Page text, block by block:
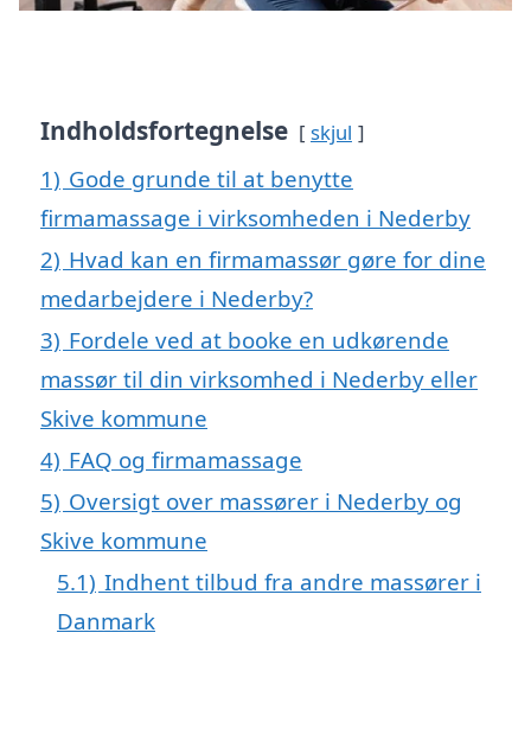
Indholdsfortegnelse skjul
1) Gode grunde til at benytte
firmamassage i virksomheden i Nederby
2) Hvad kan en firmamassør gøre for dine
medarbejdere i Nederby?
3) Fordele ved at booke en udkørende
massør til din virksomhed i Nederby eller
Skive kommune
4) FAQ og firmamassage
5) Oversigt over massører i Nederby og
Skive kommune
5.1) Indhent tilbud fra andre massører i
Danmark